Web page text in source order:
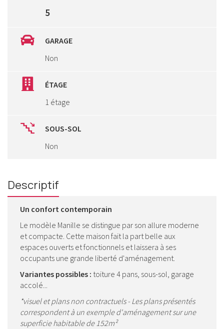
5
GARAGE
Non
ÉTAGE
1 étage
SOUS-SOL
Non
Descriptif
Un confort contemporain
Le modèle Manille se distingue par son allure moderne
et compacte. Cette maison fait la part belle aux
espaces ouverts et fonctionnels et laissera à ses
occupants une grande liberté d'aménagement.
Variantes possibles : toiture 4 pans, sous-sol, garage
accolé...
*visuel et plans non contractuels - Les plans présentés
correspondent à un exemple d'aménagement sur une
superficie habitable de 152m²